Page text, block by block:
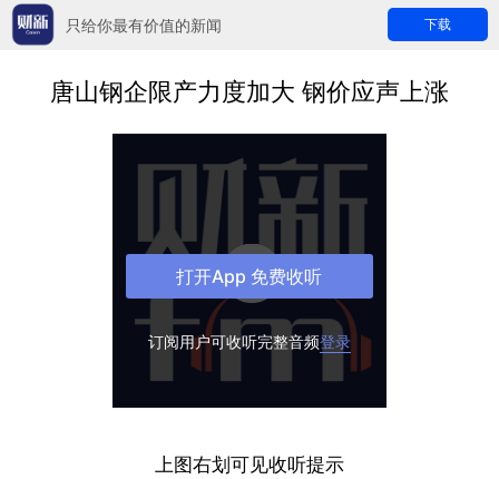
只给你最有价值的新闻 下载
唐山钢企限产力度加大 钢价应声上涨
订阅用户可收听完整音频登录
打开App 免费收听
上图右划可见收听提示